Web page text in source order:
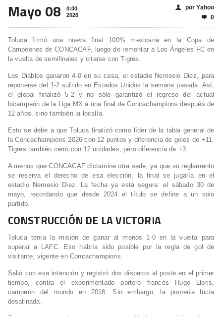
Mayo 08
0:00
2026
👤 por Yahoo
 0
Toluca firmó una nueva final 100% mexicana en la Copa de
Campeones de CONCACAF, luego de remontar a Los Ángeles FC en
la vuelta de semifinales y citarse con Tigres.
Los Diablos ganaron 4-0 en su casa, el estadio Nemesio Diez, para
reponerse del 1-2 sufrido en Estados Unidos la semana pasada. Así,
el global finalizó 5-2 y no sólo garantizó el regreso del actual
bicampeón de la Liga MX a una final de Concachampions después de
12 años, sino también la localía.
Esto se debe a que Toluca finalizó como líder de la tabla general de
la Concachampions 2026 con 12 puntos y diferencia de goles de +11.
Tigres también cerró con 12 unidades, pero diferencia de +3.
A menos que CONCACAF dictamine otra sede, ya que su reglamento
se reserva el derecho de esa elección, la final se jugaría en el
estadio Nemesio Diez. La fecha ya está segura: el sábado 30 de
mayo, recordando que desde 2024 el título se define a un solo
partido.
CONSTRUCCIÓN DE LA VICTORIA
Toluca tenía la misión de ganar al menos 1-0 en la vuelta para
superar a LAFC. Eso habría sido posible por la regla de gol de
visitante, vigente en Concachampions.
Salió con esa intención y registró dos disparos al poste en el primer
tiempo, contra el experimentado portero francés Hugo Lloris,
campeón del mundo en 2018. Sin embargo, la puntería lucía
desatinada.